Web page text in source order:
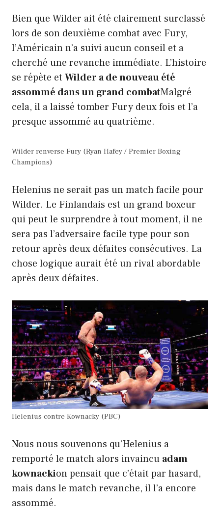
Bien que Wilder ait été clairement surclassé
lors de son deuxième combat avec Fury,
l’Américain n’a suivi aucun conseil et a
cherché une revanche immédiate. L’histoire
se répète et Wilder a de nouveau été
assommé dans un grand combatMalgré
cela, il a laissé tomber Fury deux fois et l’a
presque assommé au quatrième.
Wilder renverse Fury (Ryan Hafey / Premier Boxing
Champions)
Helenius ne serait pas un match facile pour
Wilder. Le Finlandais est un grand boxeur
qui peut le surprendre à tout moment, il ne
sera pas l’adversaire facile type pour son
retour après deux défaites consécutives. La
chose logique aurait été un rival abordable
après deux défaites.
Helenius contre Kownacky (PBC)
Nous nous souvenons qu’Helenius a
remporté le match alors invaincu adam
kownackion pensait que c’était par hasard,
mais dans le match revanche, il l’a encore
assommé.